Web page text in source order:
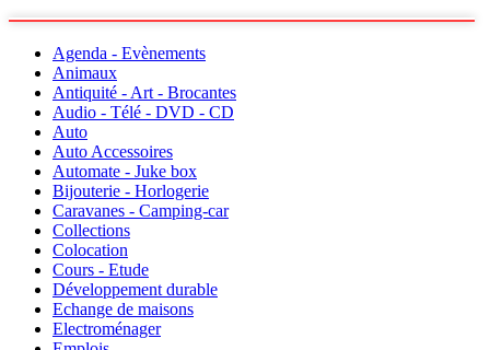
Agenda - Evènements
Animaux
Antiquité - Art - Brocantes
Audio - Télé - DVD - CD
Auto
Auto Accessoires
Automate - Juke box
Bijouterie - Horlogerie
Caravanes - Camping-car
Collections
Colocation
Cours - Etude
Développement durable
Echange de maisons
Electroménager